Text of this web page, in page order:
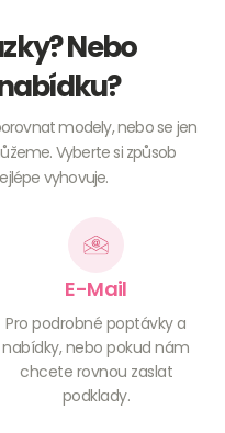
Nebo
modely, nebo se jen
Vyberte si způsob
vyhovuje.
E-Mail
Pro podrobné poptávky a
nabídky, nebo pokud nám
chcete rovnou zaslat
podklady.